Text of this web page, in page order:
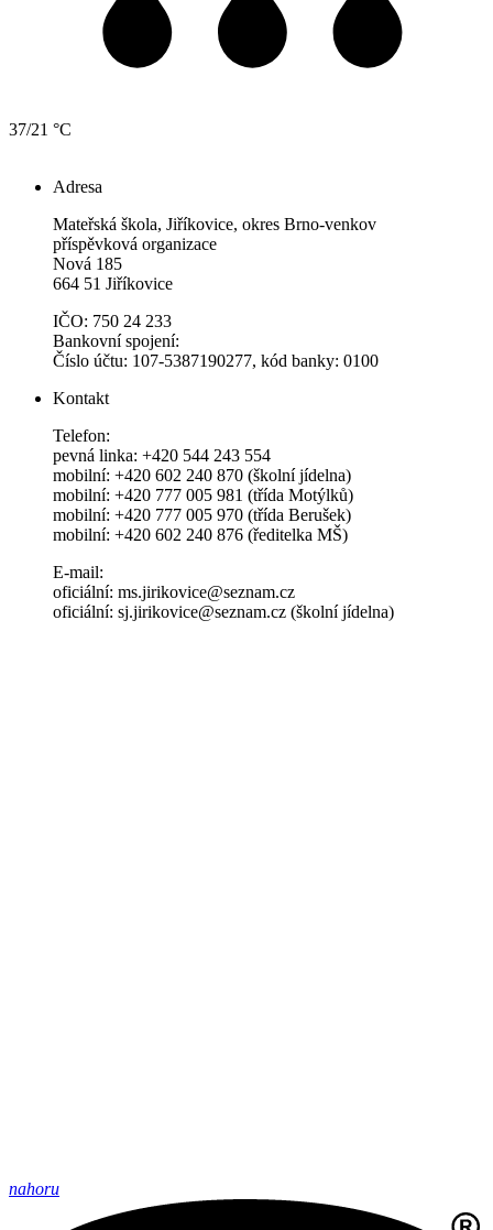
37/21 °C
Adresa
Mateřská škola, Jiříkovice, okres Brno-venkov
příspěvková organizace
Nová 185
664 51 Jiříkovice
IČO: 750 24 233
Bankovní spojení:
Číslo účtu: 107-5387190277, kód banky: 0100
Kontakt
Telefon:
pevná linka: +420 544 243 554
mobilní: +420 602 240 870 (školní jídelna)
mobilní: +420 777 005 981 (třída Motýlků)
mobilní: +420 777 005 970 (třída Berušek)
mobilní: +420 602 240 876 (ředitelka MŠ)
E-mail:
oficiální: ms.jirikovice@seznam.cz
oficiální: sj.jirikovice@seznam.cz (školní jídelna)
nahoru